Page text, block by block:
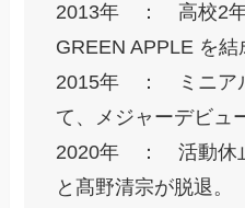
2013年 ： 高校2年
GREEN APPLE を結
2015年 ： ミニア
て、メジャーデビュ
2020年 ： 活動休
と髙野清宗が脱退。